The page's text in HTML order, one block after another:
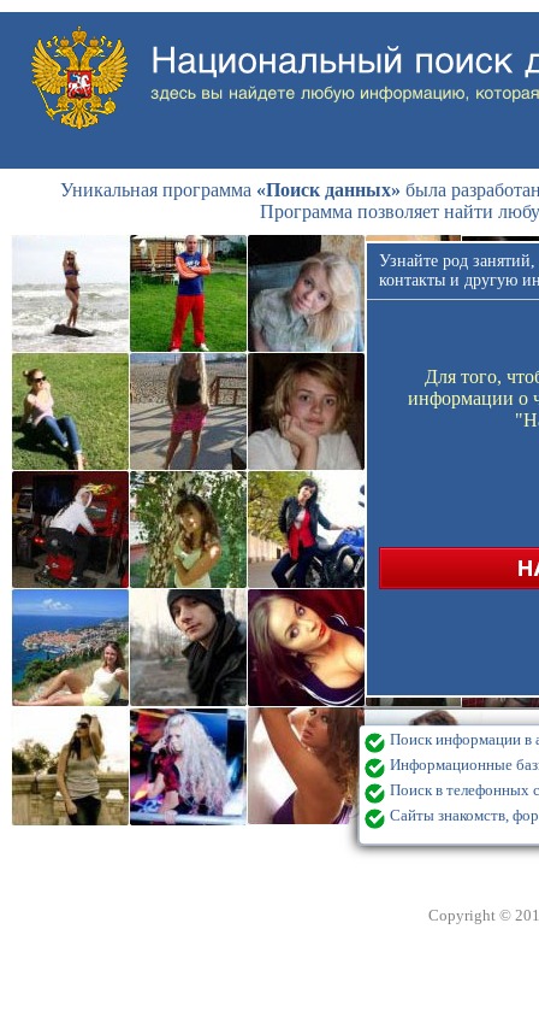
Уникальная программа «Поиск данных» была
Программа позволяет найти
Узнайте род
контакты и другую
Для того,
информации о
Поиск информации в
Информационные
Поиск в телефонных
Сайты знакомств,
Copyright ©